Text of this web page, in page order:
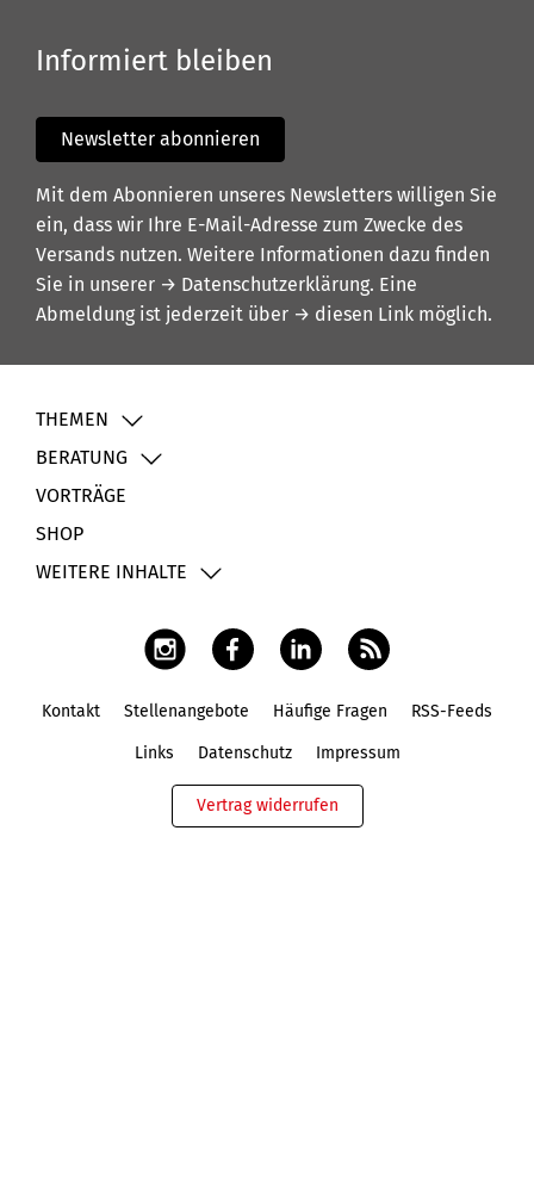
Informiert bleiben
Newsletter abonnieren
Mit dem Abonnieren unseres Newsletters willigen Sie
ein, dass wir Ihre E-Mail-Adresse zum Zwecke des
Versands nutzen. Weitere Informationen dazu finden
Sie in unserer → Datenschutzerklärung. Eine
Abmeldung ist jederzeit über → diesen Link möglich.
THEMEN
BERATUNG
VORTRÄGE
SHOP
WEITERE INHALTE
Kontakt Stellenangebote Häufige Fragen RSS-Feeds
Links Datenschutz Impressum
Vertrag widerrufen